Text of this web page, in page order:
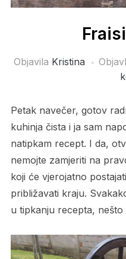
Objavila Kristina
Petak navečer, gotov
kuhinja čista i ja sam
natipkam recept. I da,
nemojte zamjeriti na
koji će vjerojatno
približavati kraju.
u tipkanju recepta,